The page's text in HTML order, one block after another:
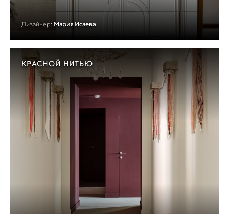
Дизайнер: Мария Исаева
КРАСНОЙ НИТЬЮ